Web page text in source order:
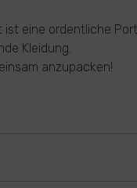
ist eine ordentliche
Kleidung.
anzupacken!